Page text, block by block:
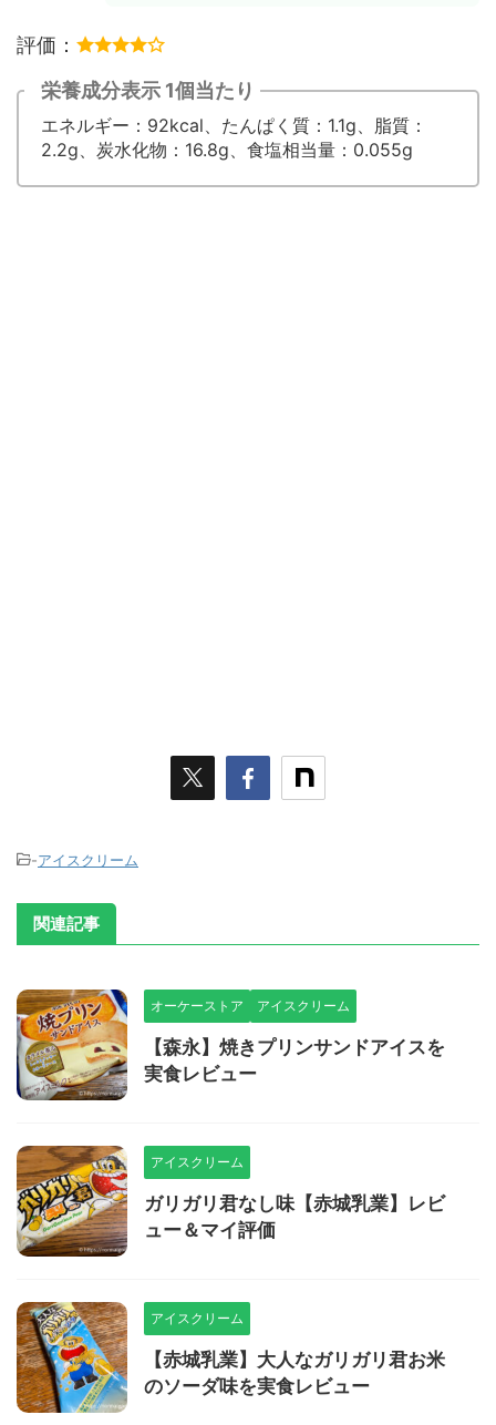
評価：
栄養成分表示 1個当たり
エネルギー：92kcal、たんぱく質：1.1g、脂質：
2.2g、炭水化物：16.8g、食塩相当量：0.055g
-アイスクリーム
関連記事
オーケーストア アイスクリーム
【森永】焼きプリンサンドアイスを
実食レビュー
アイスクリーム
ガリガリ君なし味【赤城乳業】レビ
ュー＆マイ評価
アイスクリーム
【赤城乳業】大人なガリガリ君お米
のソーダ味を実食レビュー